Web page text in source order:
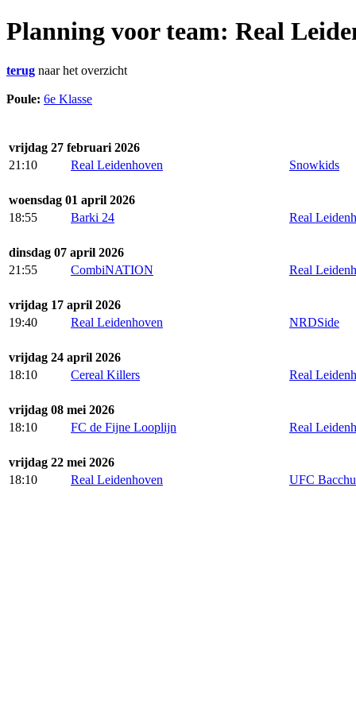
Planning voor team: Real
terug naar het overzicht
Poule: 6e Klasse
vrijdag 27 februari 2026
21:10
Real Leidenhoven Snowkids
woensdag 01 april 2026
18:55
Barki 24 Real
dinsdag 07 april 2026
21:55
CombiNATION Real
vrijdag 17 april 2026
19:40
Real Leidenhoven NRDSide
vrijdag 24 april 2026
18:10
Cereal Killers Real
vrijdag 08 mei 2026
18:10
FC de Fijne Looplijn Real
vrijdag 22 mei 2026
18:10
Real Leidenhoven UFC